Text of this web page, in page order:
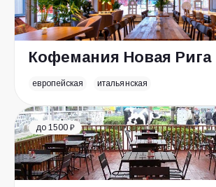
Кофемания Новая Рига
европейская итальянская
до 1500 ₽